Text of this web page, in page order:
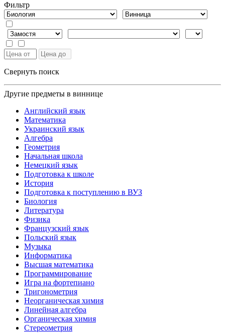
Фильтр
Свернуть поиск
Другие предметы в виннице
Английский язык
Математика
Украинский язык
Алгебра
Геометрия
Начальная школа
Немецкий язык
Подготовка к школе
История
Подготовка к поступлению в ВУЗ
Биология
Литература
Физика
Французский язык
Польский язык
Музыка
Информатика
Высшая математика
Программирование
Игра на фортепиано
Тригонометрия
Неорганическая химия
Линейная алгебра
Органическая химия
Стереометрия